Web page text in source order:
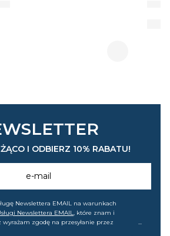
I ODBIERZ 10% RABATU!
e-mail
Newslettera EMAIL na warunkach
Newslettera EMAIL, które znam i
zgodę na przesyłanie przez